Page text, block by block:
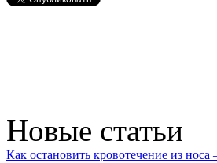
Новые статьи
Как остановить кровотечение из